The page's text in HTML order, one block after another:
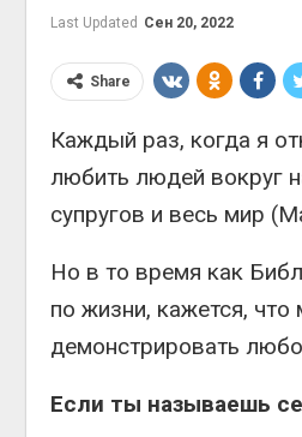
Last Updated Сен 20, 2022
Share
Каждый раз, когда я
любить людей вокруг
супругов и весь мир
Но в то время как
по жизни, кажется,
демонстрировать
Если ты называешь